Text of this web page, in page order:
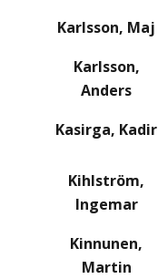
Karlsson, Maj
Karlsson,
Anders
Kasirga, Kadir
Kihlström,
Ingemar
Kinnunen,
Martin